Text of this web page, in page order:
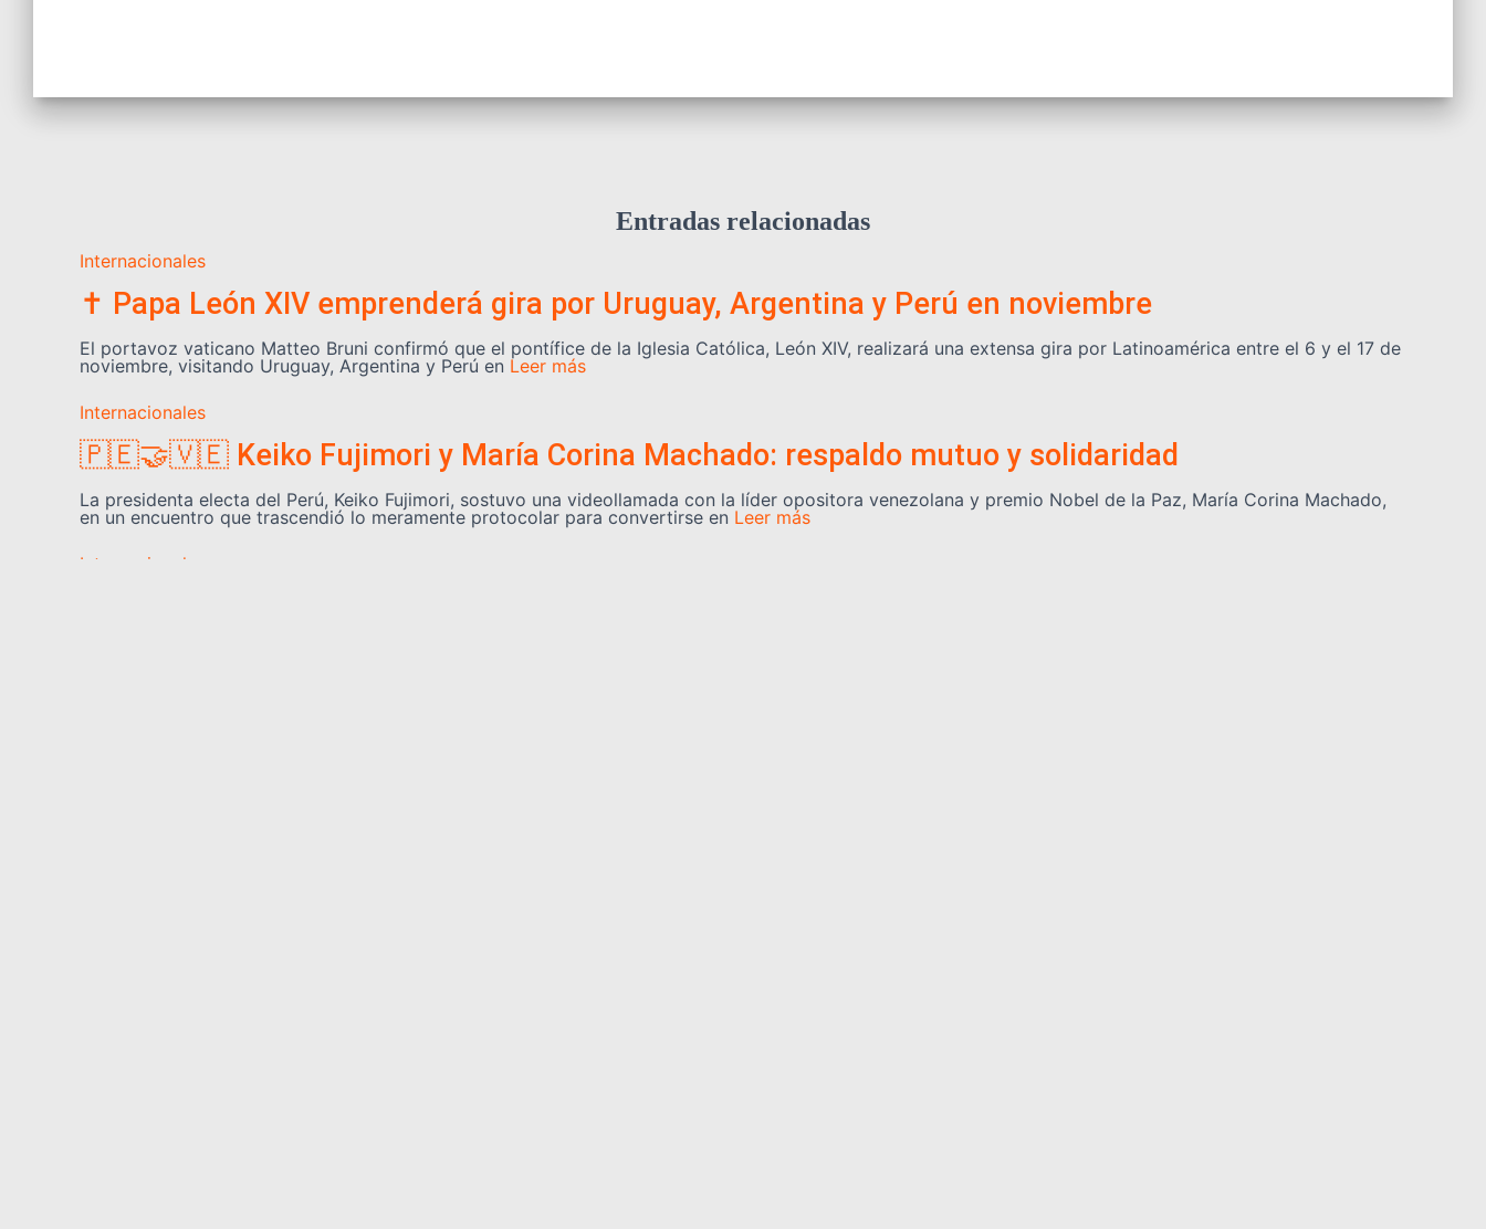
Entradas relacionadas
Internacionales
✝️ Papa León XIV emprenderá gira por Uruguay, Argentina y Perú en noviembre
El portavoz vaticano Matteo Bruni confirmó que el pontífice de la Iglesia Católica, León XIV, realizará una extensa gira por Latinoamérica entre el 6 y el 17 de
noviembre, visitando Uruguay, Argentina y Perú en Leer más
Internacionales
🇵🇪🤝🇻🇪 Keiko Fujimori y María Corina Machado: respaldo mutuo y solidaridad
La presidenta electa del Perú, Keiko Fujimori, sostuvo una videollamada con la líder opositora venezolana y premio Nobel de la Paz, María Corina Machado,
en un encuentro que trascendió lo meramente protocolar para convertirse en Leer más
Internacionales